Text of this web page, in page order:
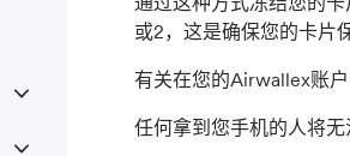
或2，这是确保您的卡片
有关在您的Airwallex账
任何拿到您手机的人将无